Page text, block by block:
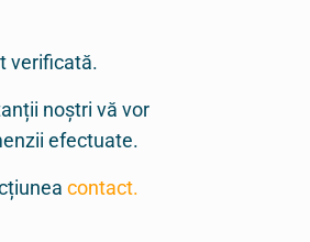
verificată.
noștri vă vor
efectuate.
contact.